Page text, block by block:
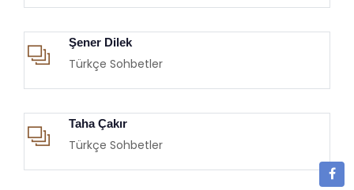
Şener Dilek
Türkçe Sohbetler
Taha Çakır
Türkçe Sohbetler